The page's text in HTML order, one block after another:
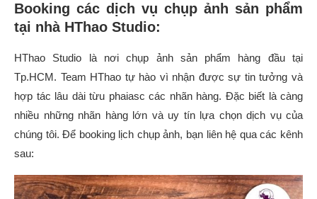
Booking các dịch vụ chụp ảnh sản phẩm
tại nhà HThao Studio:
HThao Studio là nơi chụp ảnh sản phẩm hàng đầu tại
Tp.HCM. Team HThao tự hào vì nhận được sự tin tưởng và
hợp tác lâu dài từu phaiasc các nhãn hàng. Đặc biết là càng
nhiều những nhãn hàng lớn và uy tín lựa chọn dịch vụ của
chúng tôi. Để booking lịch chụp ảnh, bạn liên hệ qua các kênh
sau: